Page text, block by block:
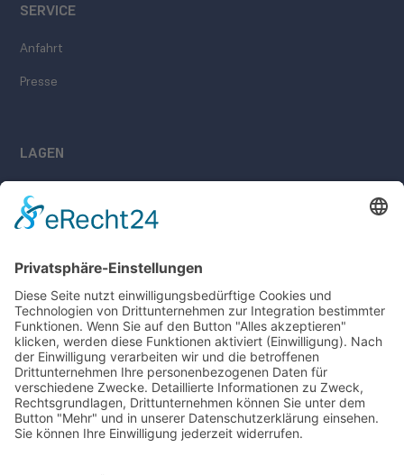
SERVICE
Anfahrt
Presse
LAGEN
Bockenheimer Schlossberg
Kindenheimer Burgweg Zeller Schwarzer Herrgott
Impressum